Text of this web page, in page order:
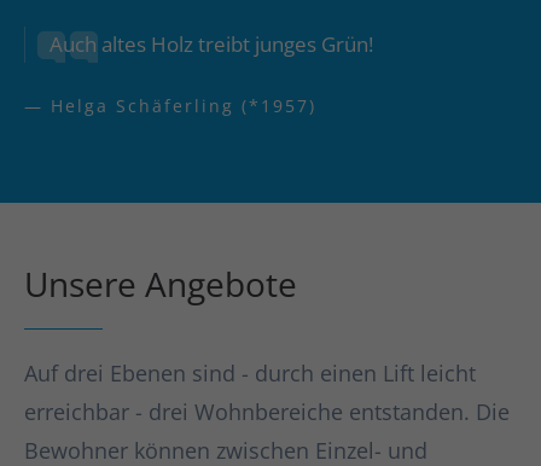
Auch altes Holz treibt junges Grün!
— Helga Schäferling (*1957)
Unsere Angebote
Auf drei Ebenen sind - durch einen Lift leicht
erreichbar - drei Wohnbereiche entstanden. Die
Bewohner können zwischen Einzel- und